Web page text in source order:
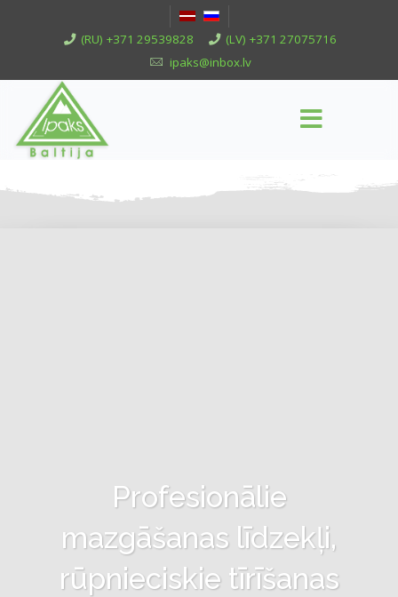
(RU) +371 29539828
(LV) +371 27075716
ipaks@inbox.lv
Profesionālie
mazgāšanas līdzekļi,
rūpnieciskie tīrīšanas